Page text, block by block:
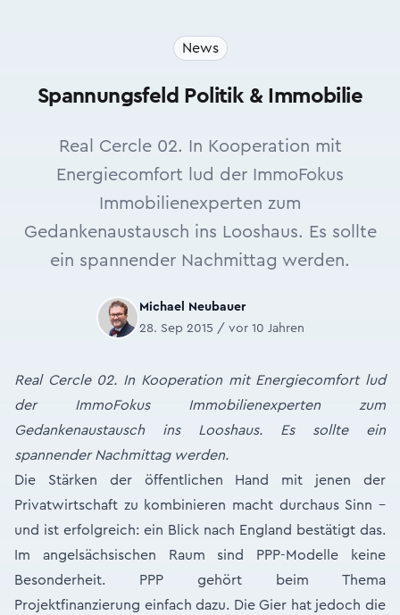
News
Spannungsfeld Politik & Immobilie
Real Cercle 02. In Kooperation mit
Energiecomfort lud der ImmoFokus
Immobilienexperten zum
Gedankenaustausch ins Looshaus. Es sollte
ein spannender Nachmittag werden.
Michael Neubauer
28. Sep 2015 / vor 10 Jahren
Real Cercle 02. In Kooperation mit Energiecomfort lud
der ImmoFokus Immobilienexperten zum
Gedankenaustausch ins Looshaus. Es sollte ein
spannender Nachmittag werden.
Die Stärken der öffentlichen Hand mit jenen der
Privatwirtschaft zu kombinieren macht durchaus Sinn –
und ist erfolgreich: ein Blick nach England bestätigt das.
Im angelsächsischen Raum sind PPP-Modelle keine
Besonderheit. PPP gehört beim Thema
Projektfinanzierung einfach dazu. Die Gier hat jedoch die